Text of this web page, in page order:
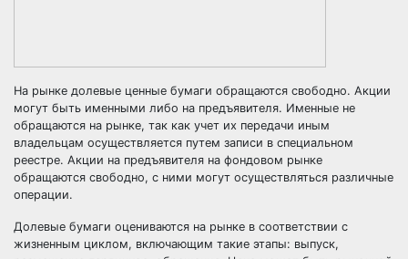
На рынке долевые ценные бумаги обращаются свободно. Акции
могут быть именными либо на предъявителя. Именные не
обращаются на рынке, так как учет их передачи иным
владельцам осуществляется путем записи в специальном
реестре. Акции на предъявителя на фондовом рынке
обращаются свободно, с ними могут осуществляться различные
операции.
Долевые бумаги оцениваются на рынке в соответствии с
жизненным циклом, включающим такие этапы: выпуск,